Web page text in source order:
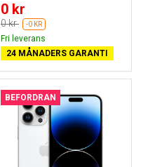
0 kr
0 kr -0 KR
Fri leverans
24 MÅNADERS GARANTI
BEFORDRAN